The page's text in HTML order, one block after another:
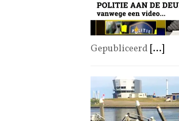
Gepubliceerd [...]